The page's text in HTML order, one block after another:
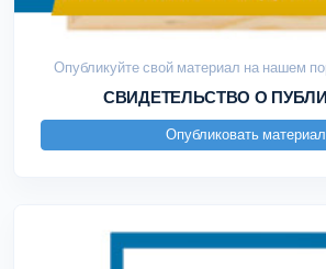
Опубликуйте свой материал на нашем
СВИДЕТЕЛЬСТВО О
Опубликовать материал